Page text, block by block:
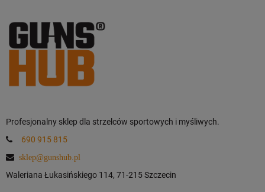
Profesjonalny sklep dla strzelców sportowych i myśliwych.
690 915 815
sklep@gunshub.pl
Waleriana Łukasińskiego 114, 71-215 Szczecin